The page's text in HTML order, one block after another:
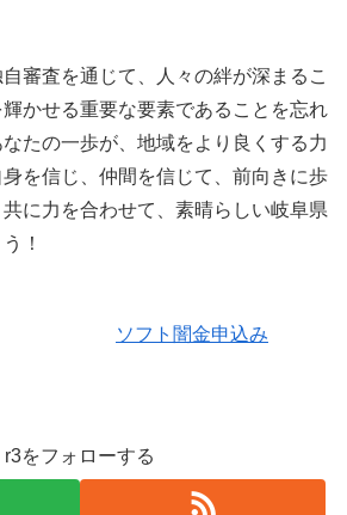
審査を通じて、人々の絆が深まるこ
かせる重要な要素であることを忘れ
たの一歩が、地域をより良くする力
を信じ、仲間を信じて、前向きに歩
に力を合わせて、素晴らしい岐阜県
！
r3をフォローする